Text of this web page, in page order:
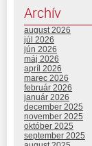
Archív
august 2026
júl 2026
jún 2026
máj 2026
apríl 2026
marec 2026
február 2026
január 2026
december 2025
november 2025
október 2025
september 2025